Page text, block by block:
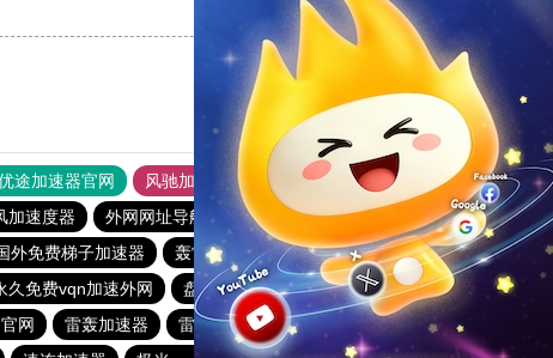
支持
途加速器官网 风驰加速器
旋风加速器
加速度器 外网网址导航 软件中心 雷霆加速
狂飙加速器
外免费梯子加速器 轰雷加速器 快喵vpv加速器
一元机场
久免费vqn加速外网 盘古加速器 turbo加速器
白鲸加速器
网 雷轰加速器 雷霆每天免费2小时
快柠檬加速器官网